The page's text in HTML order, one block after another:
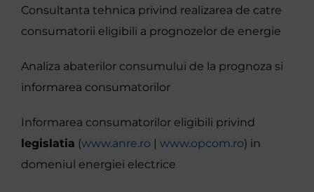
Consultanta tehnica privind realizarea de catre
consumatorii eligibili a prognozelor de energie
Analiza abaterilor consumului de la prognoza si
informarea consumatorilor
Informarea consumatorilor eligibili privind
legislatia (www.anre.ro www.opcom.ro) in
domeniul energiei electrice